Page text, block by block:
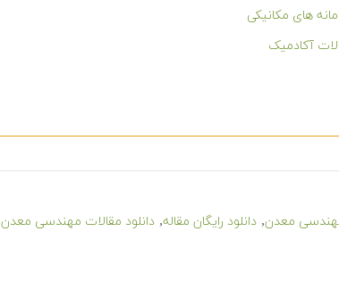
های مکانیکی
آکادمیک
مهندسی معدن, دانلود رایگان مقاله, دانلود مقالات مهندسی معدن